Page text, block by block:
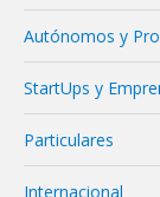
Autónomos y
StartUps y
Particulares
Internacional